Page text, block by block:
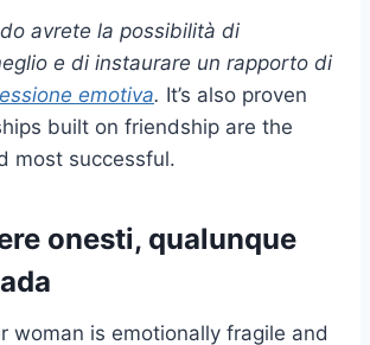
avrete la possibilità di
e di instaurare un rapporto di
emotiva. It’s also proven
built on friendship are the
most successful.
onesti, qualunque
woman is emotionally fragile and